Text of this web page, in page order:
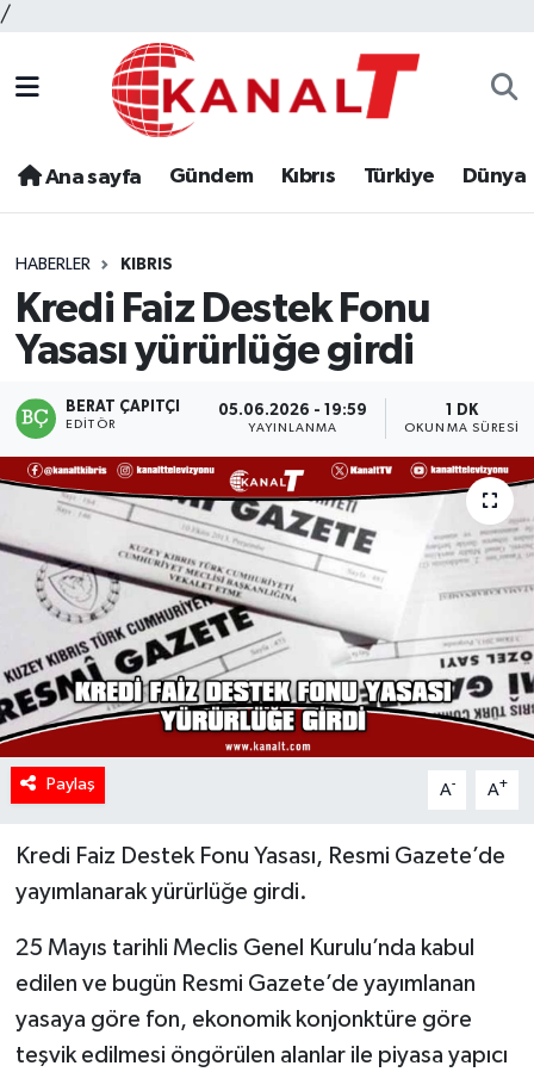
/
Ana sayfa Gündem Kıbrıs Türkiye Dünya
HABERLER KIBRIS
Kredi Faiz Destek Fonu
Yasası yürürlüğe girdi
BERAT ÇAPITÇI
EDITÖR
05.06.2026 - 19:59
YAYINLANMA
1 DK
OKUNMA SÜRESI
Paylaş A- A+
Kredi Faiz Destek Fonu Yasası, Resmi Gazete’de
yayımlanarak yürürlüğe girdi.
25 Mayıs tarihli Meclis Genel Kurulu’nda kabul
edilen ve bugün Resmi Gazete’de yayımlanan
yasaya göre fon, ekonomik konjonktüre göre
teşvik edilmesi öngörülen alanlar ile piyasa yapıcı